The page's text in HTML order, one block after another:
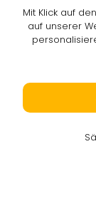
Mit Klick auf
auf unserer